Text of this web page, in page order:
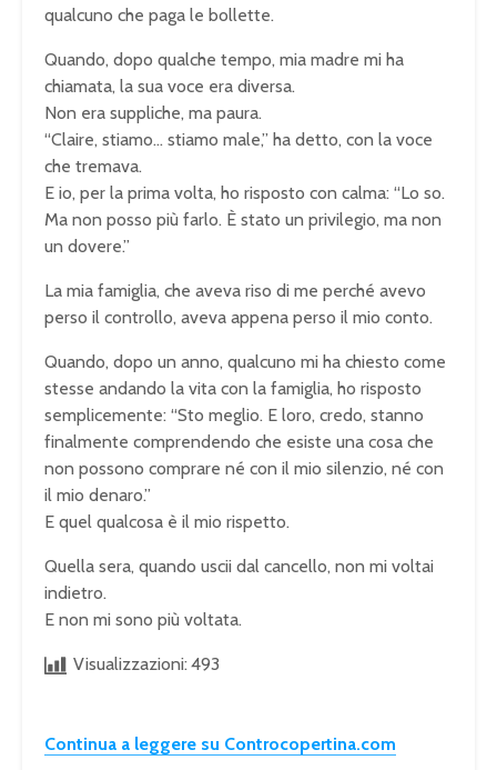
qualcuno che paga le bollette.
Quando, dopo qualche tempo, mia madre mi ha
chiamata, la sua voce era diversa.
Non era suppliche, ma paura.
“Claire, stiamo… stiamo male,” ha detto, con la voce
che tremava.
E io, per la prima volta, ho risposto con calma: “Lo so.
Ma non posso più farlo. È stato un privilegio, ma non
un dovere.”
La mia famiglia, che aveva riso di me perché avevo
perso il controllo, aveva appena perso il mio conto.
Quando, dopo un anno, qualcuno mi ha chiesto come
stesse andando la vita con la famiglia, ho risposto
semplicemente: “Sto meglio. E loro, credo, stanno
finalmente comprendendo che esiste una cosa che
non possono comprare né con il mio silenzio, né con
il mio denaro.”
E quel qualcosa è il mio rispetto.
Quella sera, quando uscii dal cancello, non mi voltai
indietro.
E non mi sono più voltata.
Visualizzazioni: 493
Continua a leggere su Controcopertina.com